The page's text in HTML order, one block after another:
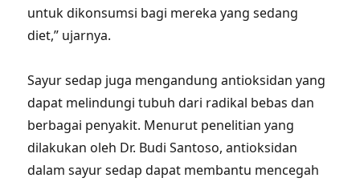
untuk dikonsumsi bagi mereka yang sedang
diet,” ujarnya.
Sayur sedap juga mengandung antioksidan yang
dapat melindungi tubuh dari radikal bebas dan
berbagai penyakit. Menurut penelitian yang
dilakukan oleh Dr. Budi Santoso, antioksidan
dalam sayur sedap dapat membantu mencegah